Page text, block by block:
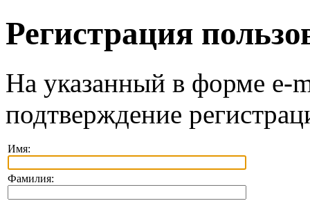
Регистрация
На указанный в форме e-
подтверждение
Имя:
Фамилия: